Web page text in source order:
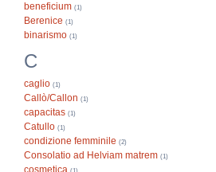
beneficium (1)
Berenice (1)
binarismo (1)
C
caglio (1)
Callò/Callon (1)
capacitas (1)
Catullo (1)
condizione femminile (2)
Consolatio ad Helviam matrem (1)
cosmetica